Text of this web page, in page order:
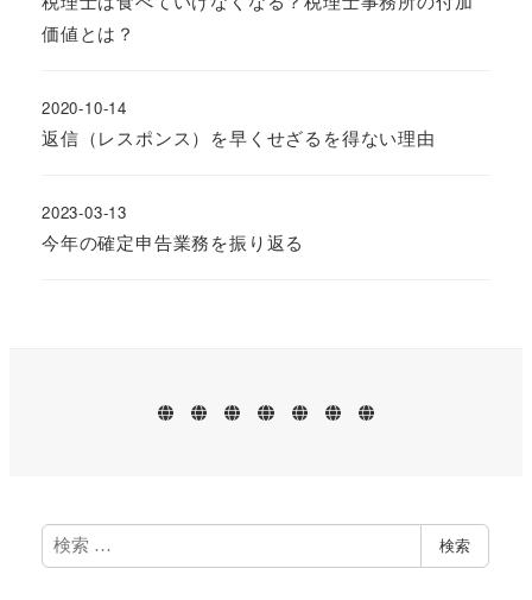
価値とは？
返信（レスポンス）を早くせざるを得ない理由
2020-10-14
今年の確定申告業務を振り返る
2023-03-13
ホ 業 プ お ブ 事 プ
ポ
ー
検
索
検索